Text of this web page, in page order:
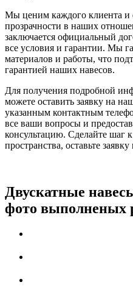
Мы ценим каждого клиента и
прозрачности в наших
заключается официальный
все условия и гарантии. Мы
материалов и работы, что
гарантией наших навесов.
Для получения подробной
можете оставить заявку на
указанным контактным
все ваши вопросы и
консультацию. Сделайте шаг
пространства, оставьте
Двускатные
фото выполненых